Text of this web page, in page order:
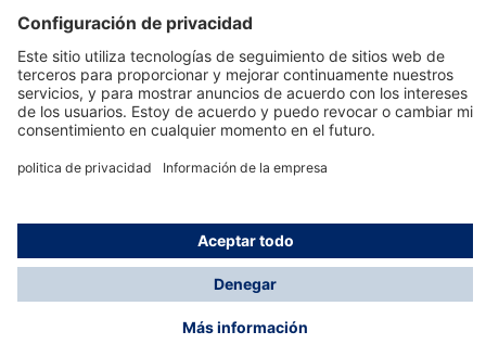
Servicio de atención al cliente de Dräger
Ayuda
Información
© Dräger Hispania S.A.U., 2024
de envío, salvo que indique lo contrario